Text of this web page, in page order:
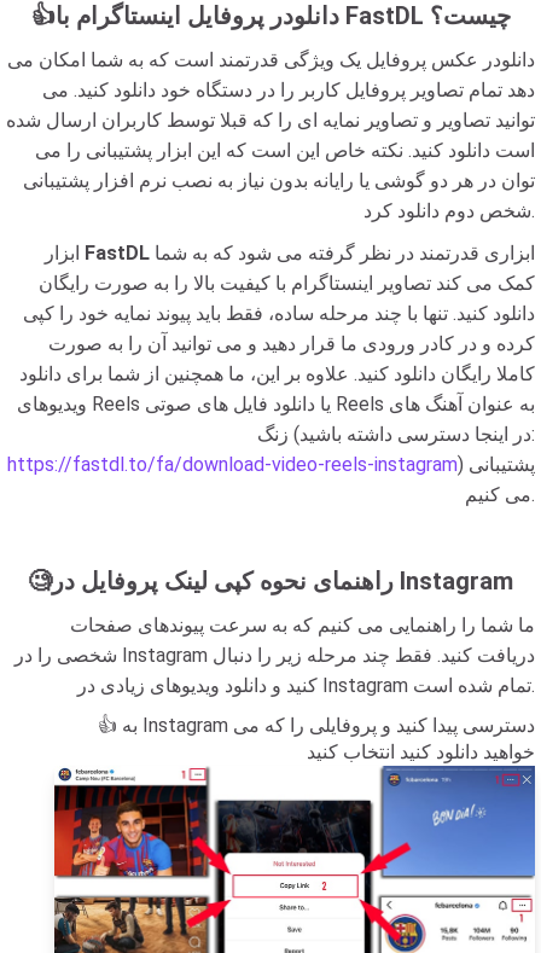
👍دانلودر پروفایل اینستاگرام با FastDL چیست؟
دانلودر عکس پروفایل یک ویژگی قدرتمند است که به شما امکان می
دهد تمام تصاویر پروفایل کاربر را در دستگاه خود دانلود کنید. می
توانید تصاویر و تصاویر نمایه ای را که قبلا توسط کاربران ارسال شده
است دانلود کنید. نکته خاص این است که این ابزار پشتیبانی را می
توان در هر دو گوشی یا رایانه بدون نیاز به نصب نرم افزار پشتیبانی
شخص دوم دانلود کرد.
FastDL
کمک می کند تصاویر اینستاگرام با کیفیت بالا را به صورت رایگان
دانلود کنید. تنها با چند مرحله ساده، فقط باید پیوند نمایه خود را کپی
کرده و در کادر ورودی ما قرار دهید و می توانید آن را به صورت
کاملا رایگان دانلود کنید. علاوه بر این، ما همچنین از شما برای دانلود
ویدیوهای Reels یا دانلود فایل های صوتی Reels به عنوان آهنگ های
زنگ (در اینجا دسترسی داشته باشید:
https://fastdl.to/fa/download-video-reels-instagram) پشتیبانی
می کنیم.
🧐راهنمای نحوه کپی لینک پروفایل در Instagram
ما شما را راهنمایی می کنیم که به سرعت پیوندهای صفحات
شخصی را در Instagram دریافت کنید. فقط چند مرحله زیر را دنبال
کنید و دانلود ویدیوهای زیادی در Instagram تمام شده است.
👍 به Instagram دسترسی پیدا کنید و پروفایلی را که می
خواهید دانلود کنید انتخاب کنید